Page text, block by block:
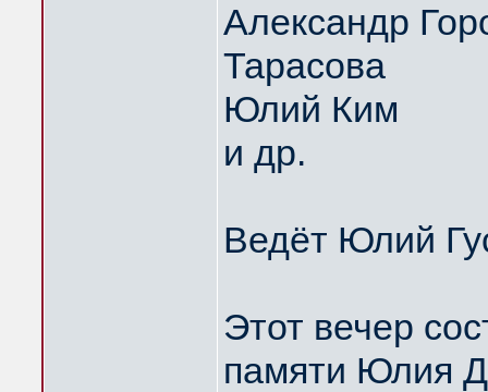
Александр
Тарасова
Юлий Ким
и др.
Ведёт Юлий
Этот вечер
памяти Юлия